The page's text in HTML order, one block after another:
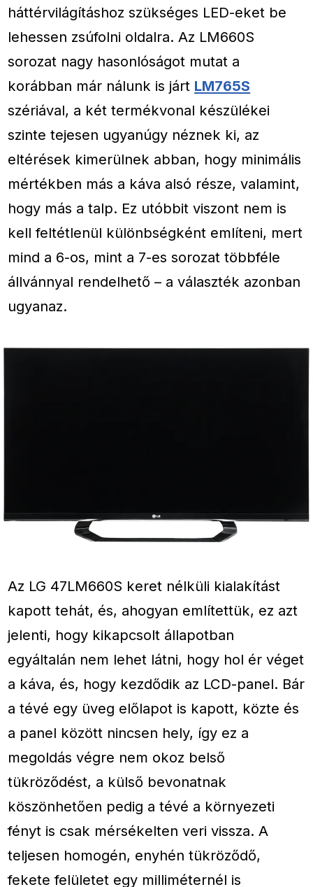
háttérvilágításhoz szükséges LED-eket be
lehessen zsúfolni oldalra. Az LM660S
sorozat nagy hasonlóságot mutat a
korábban már nálunk is járt LM765S
szériával, a két termékvonal készülékei
szinte tejesen ugyanúgy néznek ki, az
eltérések kimerülnek abban, hogy minimális
mértékben más a káva alsó része, valamint,
hogy más a talp. Ez utóbbit viszont nem is
kell feltétlenül különbségként említeni, mert
mind a 6-os, mint a 7-es sorozat többféle
állvánnyal rendelhető – a választék azonban
ugyanaz.
Az LG 47LM660S keret nélküli kialakítást
kapott tehát, és, ahogyan említettük, ez azt
jelenti, hogy kikapcsolt állapotban
egyáltalán nem lehet látni, hogy hol ér véget
a káva, és, hogy kezdődik az LCD-panel. Bár
a tévé egy üveg előlapot is kapott, közte és
a panel között nincsen hely, így ez a
megoldás végre nem okoz belső
tükröződést, a külső bevonatnak
köszönhetően pedig a tévé a környezeti
fényt is csak mérsékelten veri vissza. A
teljesen homogén, enyhén tükröződő,
fekete felületet egy milliméternél is